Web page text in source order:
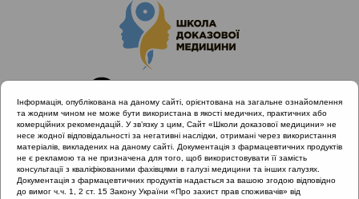
Головна
Матеріали за МКХ-11
04 Порушення імунної системи
Інформація, опублікована на даному сайті, орієнтована на загальне ознайомлення
та жодним чином не може бути використана в якості медичних, практичних або
комерційних рекомендацій. У зв’язку з цим, Сайт «Школи доказової медицини» не
несе жодної відповідальності за негативні наслідки, отримані через використання
матеріалів, викладених на даному сайті. Документація з фармацевтичних продуктів
не є рекламою та не призначена для того, щоб використовувати її замість
консультації з кваліфікованими фахівцями в галузі медицини та інших галузях.
Документація з фармацевтичних продуктів надається за вашою згодою відповідно
до вимог ч.ч. 1, 2 ст. 15 Закону України «Про захист прав споживачів» від